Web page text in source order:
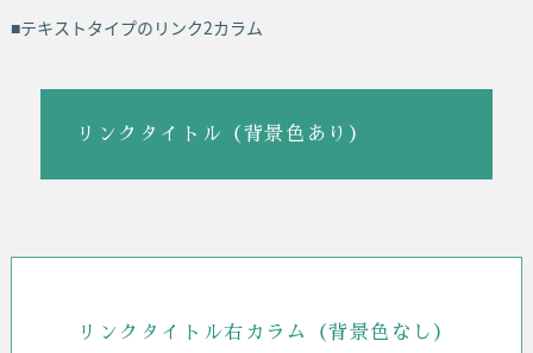
■テキストタイプのリンク2カラム
リンクタイトル（背景色あり）
リンクタイトル右カラム（背景色なし）